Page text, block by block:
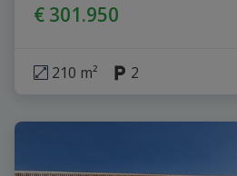
€ 301.950
210 m² 2